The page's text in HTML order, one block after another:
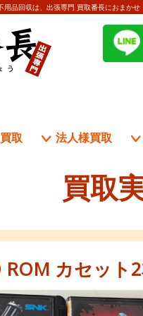
用品回収は、出張専門 買取番長におまかせ
取 法人様買取
買取
ROM カセット